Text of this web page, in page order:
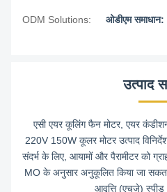
ODM Solutions: ओडीएम
उत्पाद
एसी एयर कूलिंग फैन मोटर, एयर
220V 150W कूलर मोटर उत्पाद
संदर्भ के लिए, आयामों और पैरामीटर को
MO के अनुसार अनुकूलित किया जा
आवृत्ति (एचजे)